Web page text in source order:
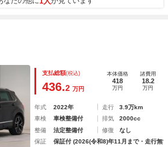
支払総額(税込)
436.2 万円
本体価格
418
万円
諸費用
18.2
万円
年式 2022年 走行
3.9万km
車検
車検整備付 排気
2000cc
整備
法定整備付 修復
なし
保証
保証付 (2026(令和8)年11月まで・走行無